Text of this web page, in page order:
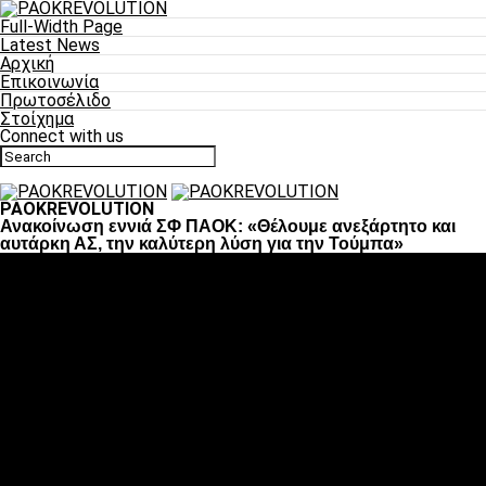
Full-Width Page
Latest News
Αρχική
Επικοινωνία
Πρωτοσέλιδο
Στοίχημα
Connect with us
PAOKREVOLUTION
Ανακοίνωση εννιά ΣΦ ΠΑΟΚ: «Θέλουμε ανεξάρτητο και
αυτάρκη ΑΣ, την καλύτερη λύση για την Τούμπα»